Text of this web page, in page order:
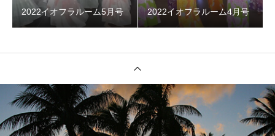
2022イオフラルーム5月号 2022イオフラルーム4月号